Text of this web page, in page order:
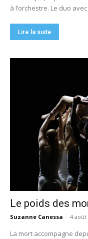
à l’orchestre. Le duo
Lire la suite
Le poids des
Suzanne Canessa - 4 août
La mort accompagne